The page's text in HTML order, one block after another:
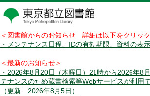
＜図書館からのお知らせ 詳細は以下をクリッ
・メンテナンス日程、IDの有効期限、資料の表
＜最新のお知らせ＞
・2026年8月20日（木曜日）21時から2026年8
テナンスのため蔵書検索等Webサービスが利用で
（更新 2026年8月5日）